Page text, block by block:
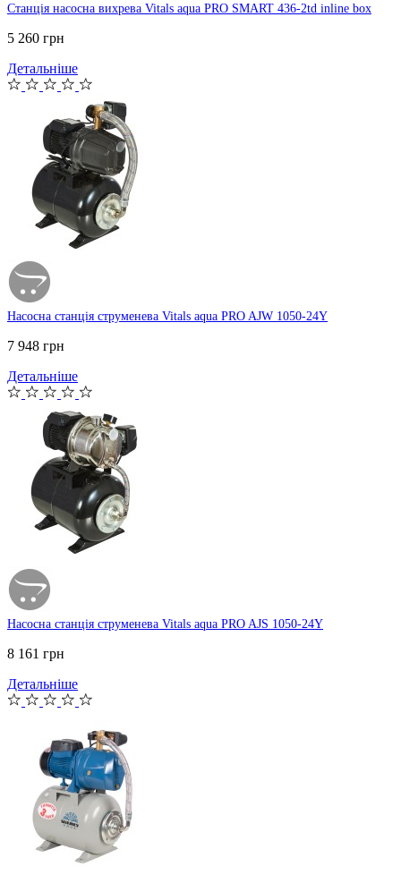
Станція насосна вихрева Vitals aqua PRO SMART 436-2td inline box
5 260 грн
Детальніше
Насосна станція струменева Vitals aqua PRO AJW 1050-24Y
7 948 грн
Детальніше
Насосна станція струменева Vitals aqua PRO AJS 1050-24Y
8 161 грн
Детальніше